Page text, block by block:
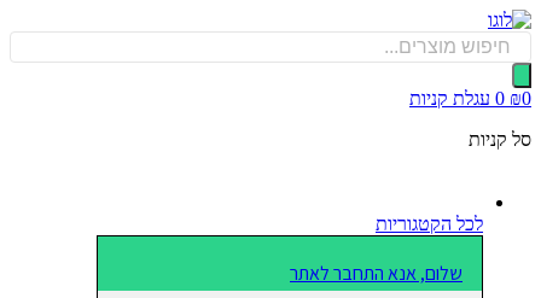
0 עגלת קניות
לכל הקטגוריות
שלום, אנא התחבר לאתר